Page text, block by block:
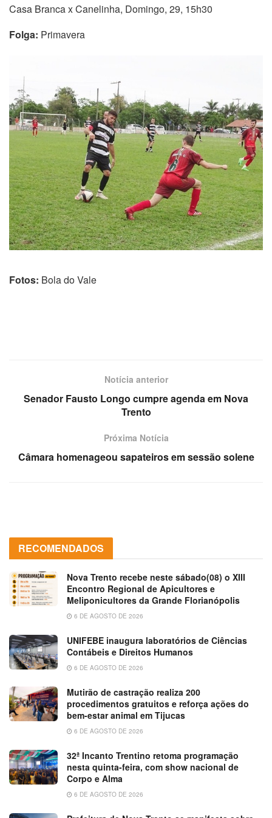
Casa Branca x Canelinha, Domingo, 29, 15h30
Folga: Primavera
Fotos: Bola do Vale
Notícia anterior
Senador Fausto Longo cumpre agenda em Nova
Trento
Próxima Notícia
Câmara homenageou sapateiros em sessão solene
RECOMENDADOS
Nova Trento recebe neste sábado(08) o XIII
Encontro Regional de Apicultores e
Meliponicultores da Grande Florianópolis
6 DE AGOSTO DE 2026
UNIFEBE inaugura laboratórios de Ciências
Contábeis e Direitos Humanos
6 DE AGOSTO DE 2026
Mutirão de castração realiza 200
procedimentos gratuitos e reforça ações do
bem-estar animal em Tijucas
6 DE AGOSTO DE 2026
32ª Incanto Trentino retoma programação
nesta quinta-feira, com show nacional de
Corpo e Alma
6 DE AGOSTO DE 2026